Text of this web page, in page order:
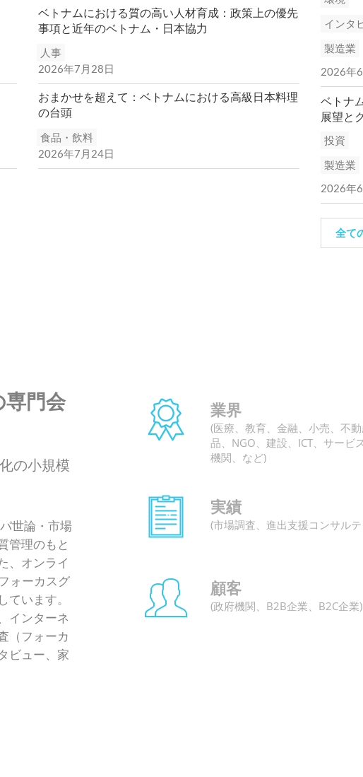
ベトナムにおける質の高い人材育成：政策上の優先
事項と近年のベトナム・日本協力
人事
2026年7月28日
おまかせを超えて：ベトナムにおける高級日本料理
の台頭
食品・飲料
2026年7月24日
インタ
製造業
2026年
ベトナ
展望と
投資
製造業
2026年
全て
門会
の小規模
世論・市場
管理のもと
、オンライ
ォーカスグ
います。
インターネ
（フォーカ
ビュー、家
業界
(医療、教育、金融、小売、不
品、NGO、建設、ICT、サービ
機関、など)
実績
(市場調査、進出支援コンサル
顧客
(政府機関、B2B企業、B2C企業)
市場調査とデータ分析
もっと見る